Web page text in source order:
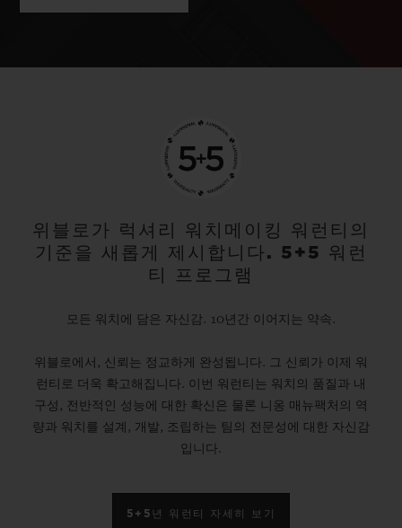
위블로가 럭셔리 워치메이킹 워런티의
기준을 새롭게 제시합니다. 5+5 워런
티 프로그램
모든 워치에 담은 자신감. 10년간 이어지는 약속.
위블로에서, 신뢰는 정교하게 완성됩니다. 그 신뢰가 이제 워
런티로 더욱 확고해집니다. 이번 워런티는 워치의 품질과 내
구성, 전반적인 성능에 대한 확신은 물론 니옹 매뉴팩처의 역
량과 워치를 설계, 개발, 조립하는 팀의 전문성에 대한 자신감
입니다.
5+5년 워런티 자세히 보기